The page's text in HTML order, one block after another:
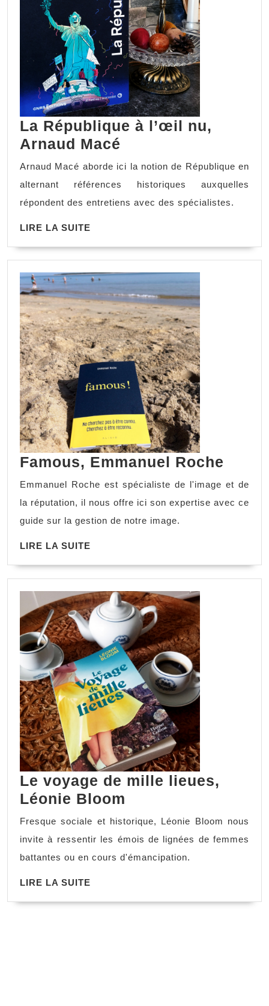
La République à l’œil nu,
Arnaud Macé
Arnaud Macé aborde ici la notion de République en
alternant références historiques auxquelles
répondent des entretiens avec des spécialistes.
LIRE LA SUITE
Famous, Emmanuel Roche
Emmanuel Roche est spécialiste de l'image et de
la réputation, il nous offre ici son expertise avec ce
guide sur la gestion de notre image.
LIRE LA SUITE
Le voyage de mille lieues,
Léonie Bloom
Fresque sociale et historique, Léonie Bloom nous
invite à ressentir les émois de lignées de femmes
battantes ou en cours d'émancipation.
LIRE LA SUITE